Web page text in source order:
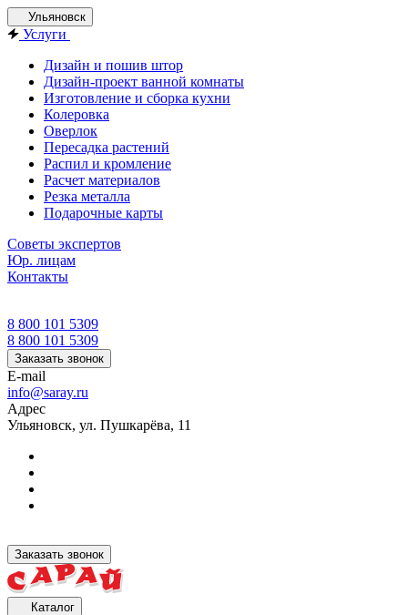
Ульяновск
Услуги
Дизайн и пошив штор
Дизайн-проект ванной комнаты
Изготовление и сборка кухни
Колеровка
Оверлок
Пересадка растений
Распил и кромление
Расчет материалов
Резка металла
Подарочные карты
Советы экспертов
Юр. лицам
Контакты
8 800 101 5309
8 800 101 5309
Заказать звонок
E-mail
info@saray.ru
Адрес
Ульяновск, ул. Пушкарёва, 11
Заказать звонок
Каталог